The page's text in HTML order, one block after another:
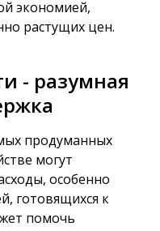
экономией,
растущих цен.
- разумная
продуманных
могут
особенно
готовящихся к
помочь